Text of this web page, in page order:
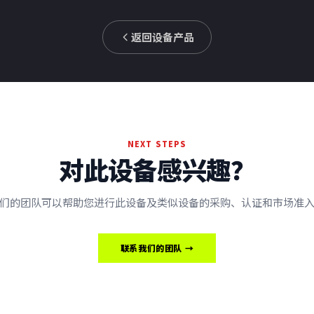
返回设备产品
NEXT STEPS
对此设备感兴趣？
的团队可以帮助您进行此设备及类似设备的采购、认证和市场准
联系我们的团队 →